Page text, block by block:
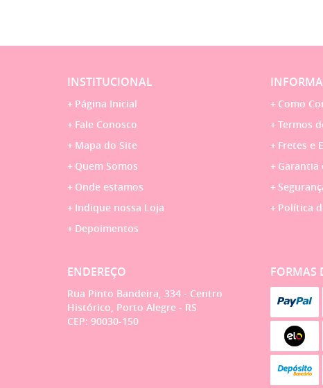
INSTITUCIONAL
Página Inicial
Fale Conosco
Mapa do Site
Quem Somos
Onde estamos
Indique nossa Loja
Depoimentos
Como
Termos
Fretes e
Garantia
Política
ENDEREÇO
Rua Pinto Bandeira, 334 - Centro
Histórico, Porto Alegre - RS
CEP: 90030-150
FORMAS